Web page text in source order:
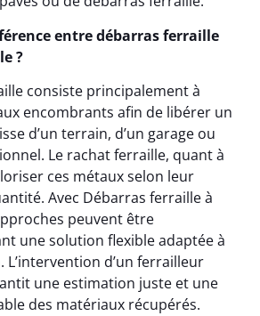
entre débarras ferraille
?
consiste principalement à
encombrants afin de libérer un
d’un terrain, d’un garage ou
Le rachat ferraille, quant à
ces métaux selon leur
Avec Débarras ferraille à
peuvent être
une solution flexible adaptée à
L’intervention d’un ferrailleur
une estimation juste et une
des matériaux récupérés.